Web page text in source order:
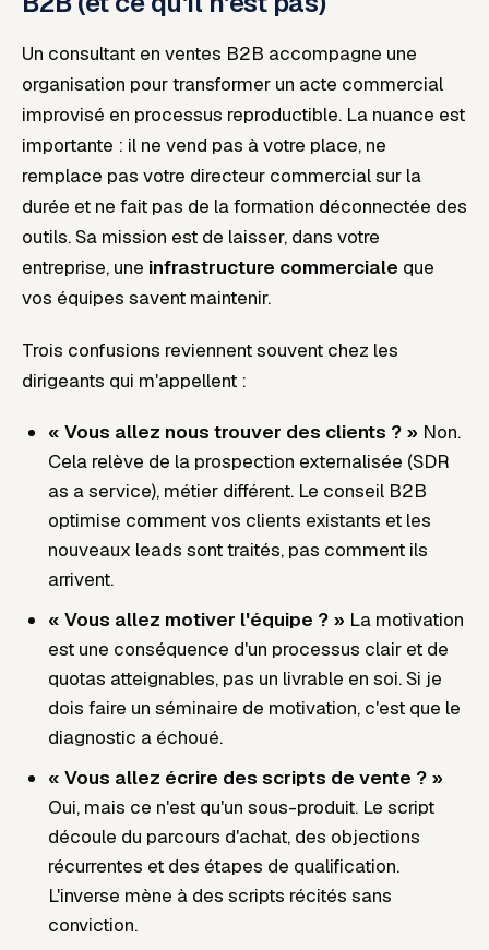
Un consultant en ventes B2B accompagne une
organisation pour transformer un acte commercial
improvisé en processus reproductible. La nuance est
importante : il ne vend pas à votre place, ne
remplace pas votre directeur commercial sur la
durée et ne fait pas de la formation déconnectée des
outils. Sa mission est de laisser, dans votre
entreprise, une infrastructure commerciale que
vos équipes savent maintenir.
Trois confusions reviennent souvent chez les
dirigeants qui m'appellent :
« Vous allez nous trouver des clients ? » Non.
Cela relève de la prospection externalisée (SDR
as a service), métier différent. Le conseil B2B
optimise comment vos clients existants et les
nouveaux leads sont traités, pas comment ils
arrivent.
« Vous allez motiver l'équipe ? » La motivation
est une conséquence d'un processus clair et de
quotas atteignables, pas un livrable en soi. Si je
dois faire un séminaire de motivation, c'est que le
diagnostic a échoué.
« Vous allez écrire des scripts de vente ? »
Oui, mais ce n'est qu'un sous-produit. Le script
découle du parcours d'achat, des objections
récurrentes et des étapes de qualification.
L'inverse mène à des scripts récités sans
conviction.